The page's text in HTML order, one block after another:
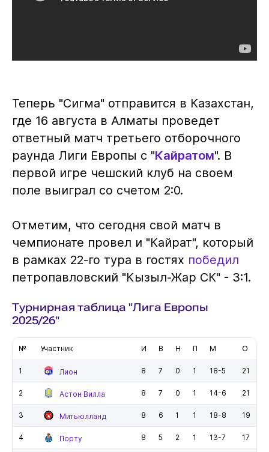
Теперь "Сигма" отправится в Казахстан,
где 16 августа в Алматы проведет
ответный матч третьего отборочного
раунда Лиги Европы с "Кайратом". В
первой игре чешский клуб на своем
поле выиграл со счетом 2:0.
Отметим, что сегодня свой матч в
чемпионате провел и "Кайрат", который
в рамках 22-го тура в гостях победил
петропавловский "Кызыл-Жар СК" - 3:1.
Турнирная таблица "Лига Европы
2025/26"
№ Участник И В Н П М О
1 Лион 8 7 0 1 18-5 21
2 Астон Вилла 8 7 0 1 14-6 21
3 Митьюлланд 8 6 1 1 18-8 19
4 Порту 8 5 2 1 13-7 17